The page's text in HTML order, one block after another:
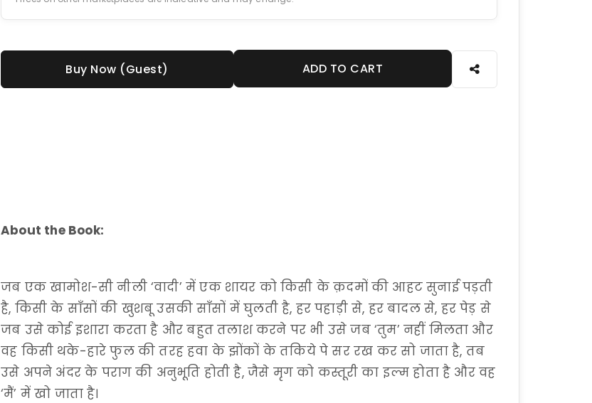
Buy Now (Guest) ADD TO CART
About the Book:
जब एक खामोश-सी नीली ‘वादी’ में एक शायर को किसी के क़दमों की आहट सुनाई पड़ती
है, किसी के साँसों की खुशबू उसकी साँसों में घुलती है, हर पहाड़ी से, हर बादल से, हर पेड़ से
जब उसे कोई इशारा करता है और बहुत तलाश करने पर भी उसे जब ‘तुम’ नहीं मिलता और
वह किसी थके-हारे फुल की तरह हवा के झोंकों के तकिये पे सर रख कर सो जाता है, तब
उसे अपने अंदर के पराग की अनुभूति होती है, जैसे मृग को कस्तूरी का इल्म होता है और वह
‘मैं’ में खो जाता है।